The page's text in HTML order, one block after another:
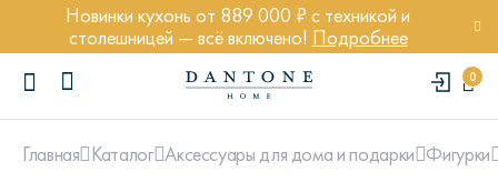
Новинки кухонь от 889 000 ₽ с техникой и
столешницей — всё включено! Подробнее
0
Главная Каталог Аксессуары для дома и подарки Фигурки